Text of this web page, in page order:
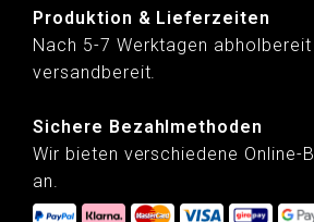
Produktion & Lieferzeiten
Nach 5-7 Werktagen
versandbereit.
Sichere Bezahlmethoden
Wir bieten verschiedene Online-
an.